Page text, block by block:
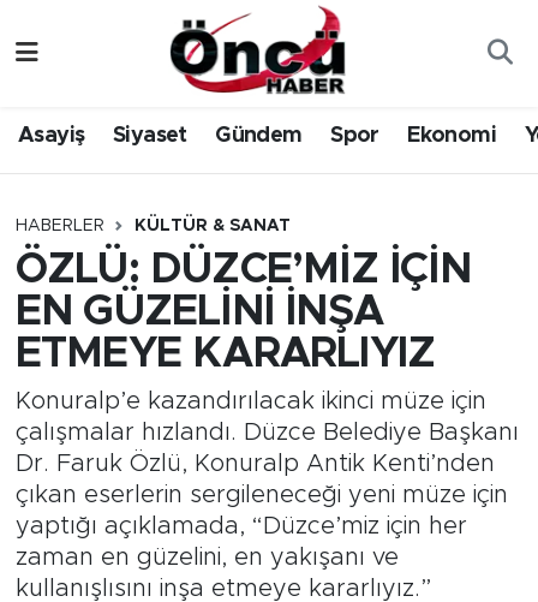
Asayiş Siyaset Gündem Spor Ekonomi
HABERLER KÜLTÜR & SANAT
ÖZLÜ: DÜZCE’MİZ İÇİN
EN GÜZELİNİ İNŞA
ETMEYE KARARLIYIZ
Konuralp’e kazandırılacak ikinci müze için
çalışmalar hızlandı. Düzce Belediye Başkanı
Dr. Faruk Özlü, Konuralp Antik Kenti’nden
çıkan eserlerin sergileneceği yeni müze için
yaptığı açıklamada, “Düzce’miz için her
zaman en güzelini, en yakışanı ve
kullanışlısını inşa etmeye kararlıyız.”
Gündem
Sağlık & Çevre
Spor
Siyaset
Yerel Haber
Öncü Radyo Dinle
Öncü TV İzle
Düzce Nöbetçi Eczaneler
Düzce Hava Durumu
Düzce Namaz Vakitleri
Düzce Trafik Yoğunluk Haritası
Süper Lig Puan Durumu ve Fikstür
Tüm Manşetler
Son Dakika Haberleri
Haber Arşivi